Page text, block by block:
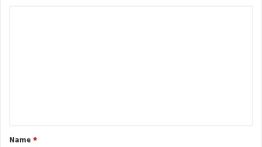
*
Name *